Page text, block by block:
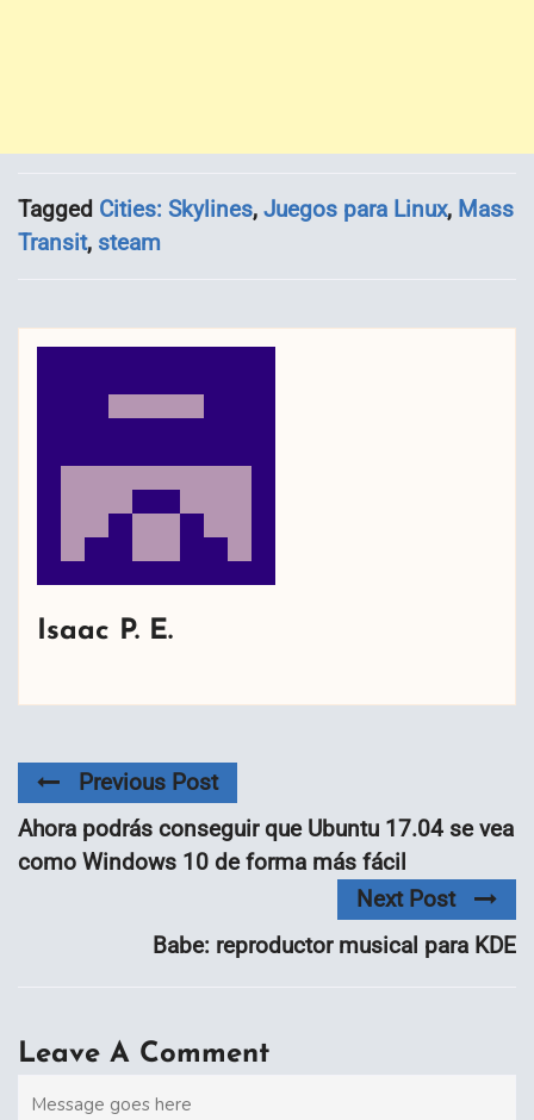
Tagged Cities: Skylines, Juegos para Linux, Mass
Transit, steam
Isaac P. E.
Previous Post
Ahora podrás conseguir que Ubuntu 17.04 se vea
como Windows 10 de forma más fácil
Next Post
Babe: reproductor musical para KDE
Leave A Comment